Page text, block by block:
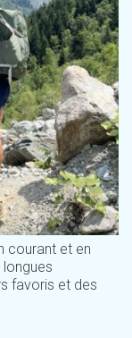
courant et en
favoris et des